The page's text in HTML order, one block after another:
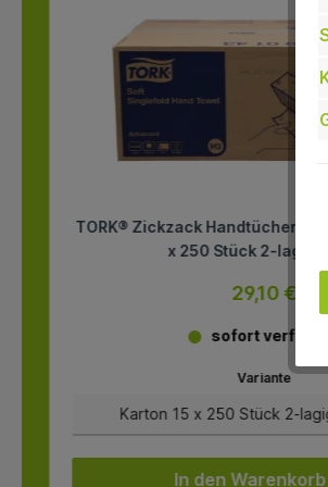
TORK® Zickzack Handtücher
x 250 Stück 2-lagig,
29,10 €
sofort
Variante
In den Warenkorb